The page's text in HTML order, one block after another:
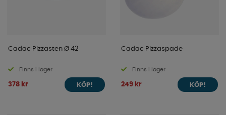
Cadac Pizzasten Ø 42
Finns i lager
378 kr KÖP!
Cadac Pizzaspade
Finns i lager
249 kr KÖP!